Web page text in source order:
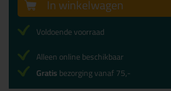
In winkelwagen
Voldoende voorraad
Alleen online beschikbaar
Gratisbezorging vanaf 75,-